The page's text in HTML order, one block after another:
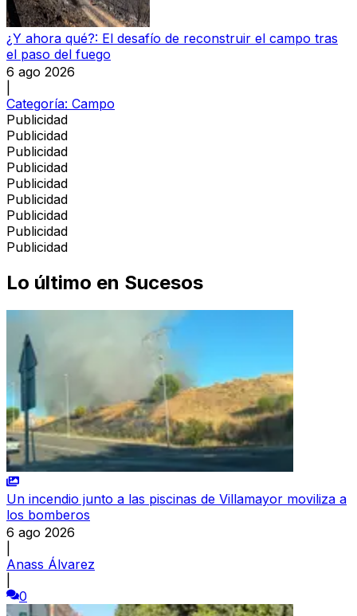
¿Y ahora qué?: El desafío de reconstruir el campo tras
el paso del fuego
6 ago 2026
Categoría: Campo
Publicidad
Publicidad
Publicidad
Publicidad
Publicidad
Publicidad
Publicidad
Publicidad
Publicidad
Lo último en Sucesos
Un incendio junto a las piscinas de Villamayor moviliza a
los bomberos
6 ago 2026
Anass Álvarez
0